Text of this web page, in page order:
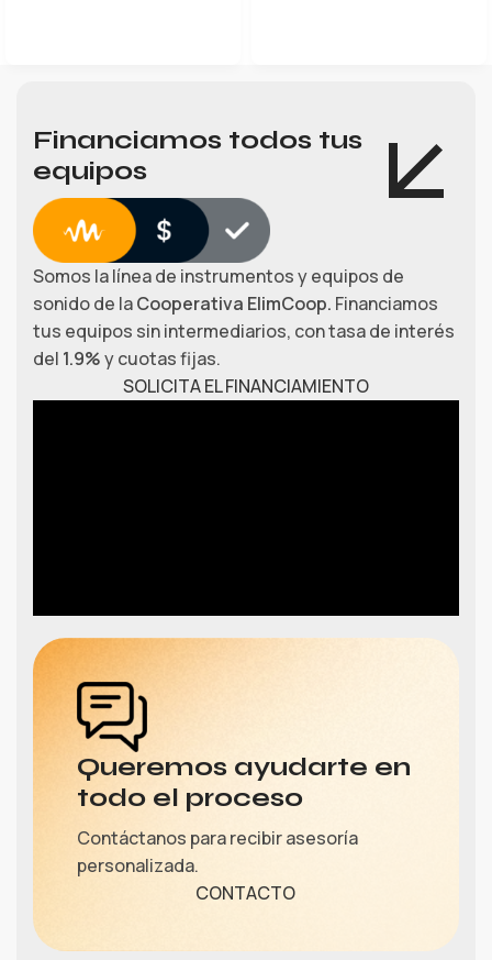
Financiamos todos tus
equipos
Somos la línea de instrumentos y equipos de
sonido de laCooperativa ElimCoop. Financiamos
tus equipos sin intermediarios, con tasa de interés
del 1.9%y cuotas fijas.
SOLICITA EL FINANCIAMIENTO
Queremos ayudarte en
todo el proceso
Contáctanos para recibir asesoría
personalizada.
CONTACTO